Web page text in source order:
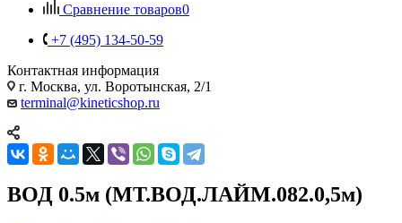
Сравнение товаров0
+7 (495) 134-50-59
Контактная информация
г. Москва, ул. Воротынская, 2/1
terminal@kineticshop.ru
ВОД 0.5м (МТ.ВОД.ЛАЙМ.082.0,5м)